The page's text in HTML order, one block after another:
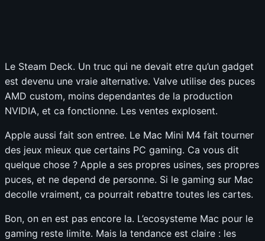
Le Steam Deck. Un truc qui ne devait etre qu’un gadget
est devenu une vraie alternative. Valve utilise des puces
AMD custom, moins dependantes de la production
NVIDIA, et ca fonctionne. Les ventes explosent.
Apple aussi fait son entree. Le Mac Mini M4 fait tourner
des jeux mieux que certains PC gaming. Ca vous dit
quelque chose ? Apple a ses propres usines, ses propres
puces, et ne depend de personne. Si le gaming sur Mac
decolle vraiment, ca pourrait rebattre toutes les cartes.
Bon, on en est pas encore la. L’ecosysteme Mac pour le
gaming reste limite. Mais la tendance est claire : les